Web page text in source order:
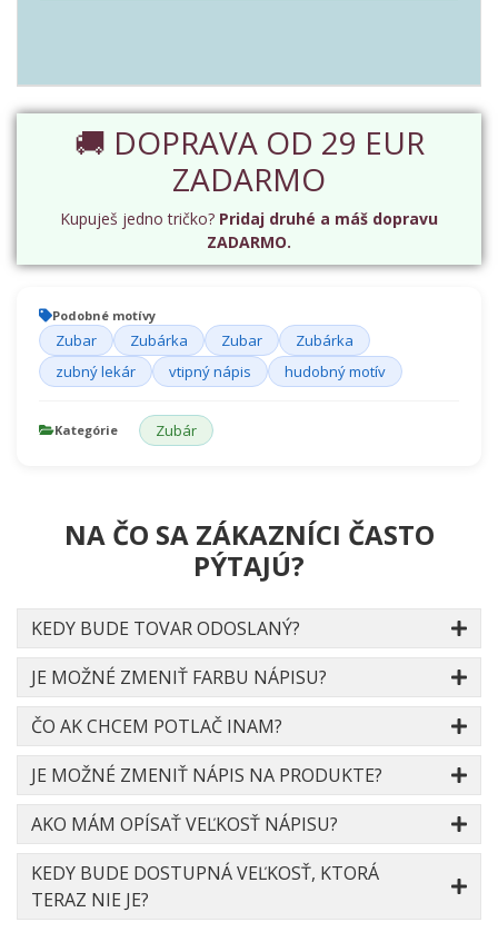
🚚 DOPRAVA OD 29 EUR
ZADARMO
Kupuješ jedno tričko? Pridaj druhé a máš dopravu
ZADARMO.
Podobné motívy
Zubar Zubárka Zubar
Zubárka
zubný lekár
vtipný nápis hudobný motív
Kategórie Zubár
NA ČO SA ZÁKAZNÍCI ČASTO
PÝTAJÚ?
KEDY BUDE TOVAR ODOSLANÝ?
JE MOŽNÉ ZMENIŤ FARBU NÁPISU?
ČO AK CHCEM POTLAČ INAM?
JE MOŽNÉ ZMENIŤ NÁPIS NA PRODUKTE?
AKO MÁM OPÍSAŤ VEĽKOSŤ NÁPISU?
KEDY BUDE DOSTUPNÁ VEĽKOSŤ, KTORÁ
TERAZ NIE JE?